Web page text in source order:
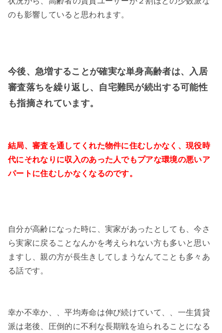
のも影響していると思われます。
今後、急増することが確実な単身高齢者は、入居
審査落ちを繰り返し、自宅難民が続出する可能性
も指摘されています。
結局、審査を通してくれた物件に住むしかなく、現役時
代にそれなりに収入のあった人でもプアな環境の悪いア
パートに住むしかなくなるのです。
自分が高齢になった時に、実家があったとしても、今さ
ら実家に戻ることなんかを考えられない方も多いと思い
ますし、親の方が長生きしてしまうなんてことも多々あ
る話です。
幸か不幸か、、平均寿命は伸び続けていて、、一生賃貸
派は老後、圧倒的に不利な長期戦を迫られることになる